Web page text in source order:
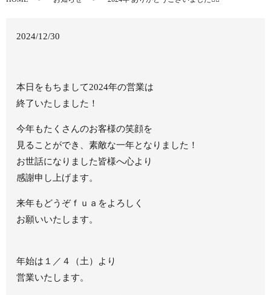
2024/12/30
本日をもちまして2024年の営業は
終了いたしました！
今年もたくさんのお客様の笑顔を
見ることができ、素敵な一年となりました！
お世話になりました皆様へ心より
感謝申し上げます。
来年もどうぞｆｕａをよろしく
お願いいたします。
年始は１／４（土）より
営業いたします。